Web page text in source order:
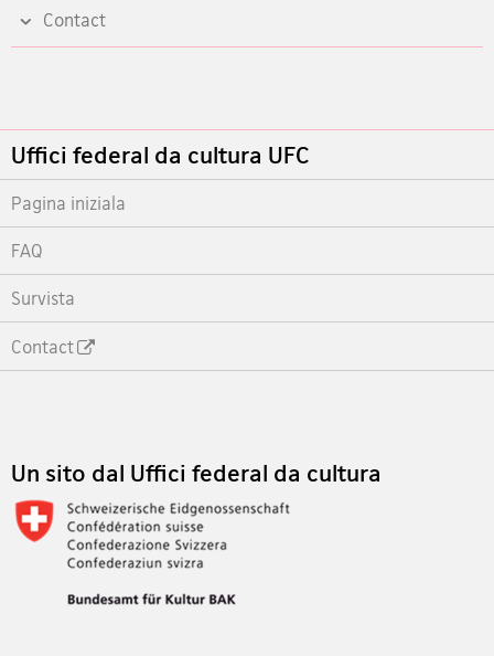
Contact
Footer
Uffici federal da cultura UFC
Pagina iniziala
FAQ
Survista
Contact
Un sito dal Uffici federal da cultura